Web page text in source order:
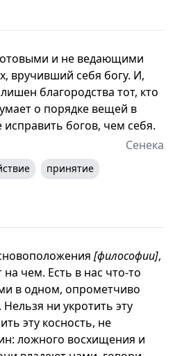
и не ведающими
вручивший себя богу. И,
благородства тот, кто
о порядке вещей в
богов, чем себя.
Сенека
принятие
[философии],
чем. Есть в нас что-то
в одном, опрометчиво
ни укротить эту
эту косность, не
ложного восхищения и